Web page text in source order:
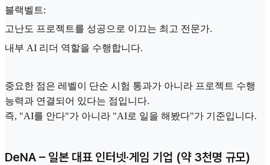
블랙벨트:
고난도 프로젝트를 성공으로 이끄는 최고 전문가.
내부 AI 리더 역할을 수행합니다.
중요한 점은 레벨이 단순 시험 통과가 아니라 프로젝트 수행
능력과 연결되어 있다는 점입니다.
즉, "AI를 안다"가 아니라 "AI로 일을 해봤다"가 기준입니다.
DeNA – 일본 대표 인터넷·게임 기업 (약 3천명 규모)